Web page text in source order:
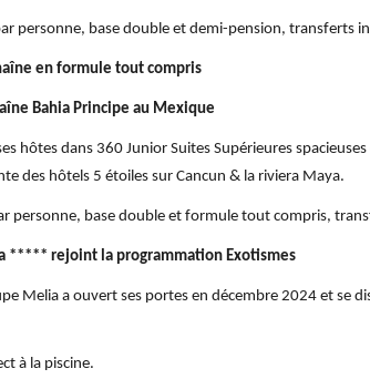
personne, base double et demi-pension, transferts
en formule tout compris
Bahia Principe au Mexique
hôtes dans 360 Junior Suites Supérieures
des hôtels 5 étoiles sur Cancun & la riviera Maya.
personne, base double et formule tout compris,
***** rejoint la programmation Exotismes
Melia a ouvert ses portes en décembre 2024 et se
à la piscine.